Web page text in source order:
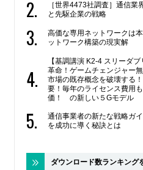
［世界4473社調査］通信業
と先駆企業の戦略
高価な専用ネットワークは
ットワーク構築の現実解
【基調講演 K2-4 スリーダ
革命！ゲームチェンジャー
市場の既存概念を破壊する
要！毎年のライセンス費用
価！ の新しい５Gモデル
通信事業者の新たな戦略ガ
を成功に導く秘訣とは
ダウンロード数ランキング